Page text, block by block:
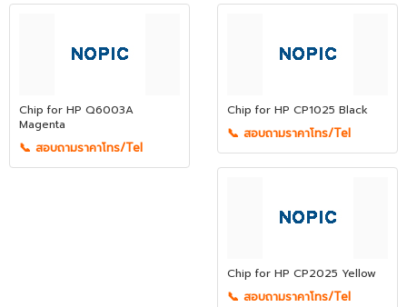
Chip for HP Q6003A
Magenta
📞 สอบถามราคาโทร/Tel
Chip for HP CP1025 Black
📞 สอบถามราคาโทร/Tel
Chip for HP CP2025 Yellow
📞 สอบถามราคาโทร/Tel